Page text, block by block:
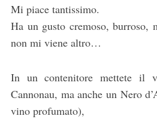
Mi piace tantissimo.
Ha un gusto cremoso, burroso,
non mi viene altro…
In un contenitore mettete il
Cannonau, ma anche un Nero
vino profumato),